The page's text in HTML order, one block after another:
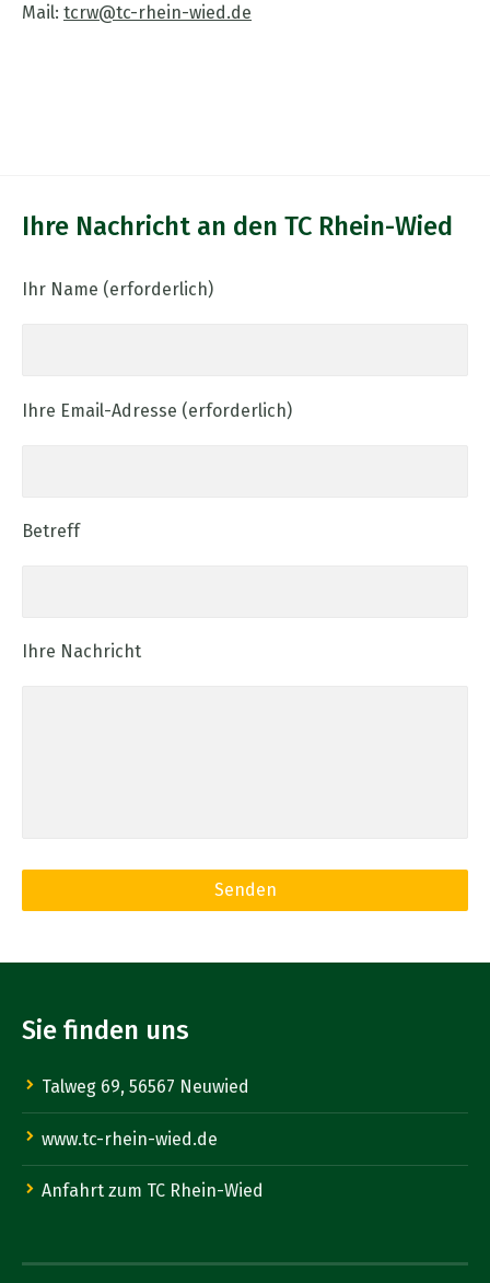
Mail: tcrw@tc-rhein-wied.de
Ihre Nachricht an den TC Rhein-Wied
Ihr Name (erforderlich)
Ihre Email-Adresse (erforderlich)
Betreff
Ihre Nachricht
Sie finden uns
Talweg 69, 56567 Neuwied
www.tc-rhein-wied.de
Anfahrt zum TC Rhein-Wied